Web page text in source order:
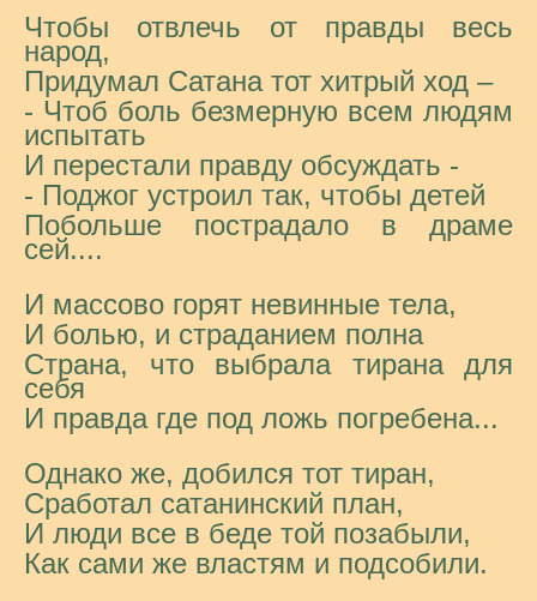
Чтобы отвлечь от правды весь
народ,
Придумал Сатана тот хитрый ход –
- Чтоб боль безмерную всем людям
испытать
И перестали правду обсуждать -
- Поджог устроил так, чтобы детей
Побольше пострадало в драме
сей....
И массово горят невинные тела,
И болью, и страданием полна
Страна, что выбрала тирана для
себя
И правда где под ложь погребена...
Однако же, добился тот тиран,
Сработал сатанинский план,
И люди все в беде той позабыли,
Как сами же властям и подсобили.